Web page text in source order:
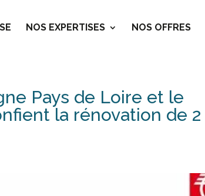
NOS EXPERTISES NOS OFFRES
Pays de Loire et le
la rénovation de 2